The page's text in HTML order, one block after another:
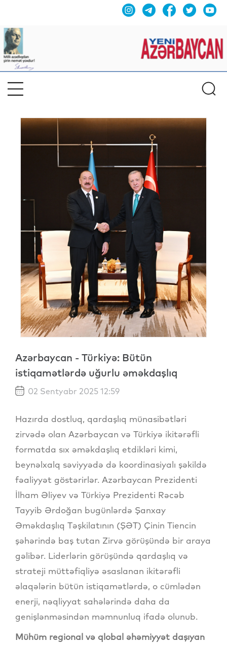
Azərbaycan - Türkiyə: Bütün
istiqamətlərdə uğurlu əməkdaşlıq
02 Sentyabr 2025 12:59
Hazırda dostluq, qardaşlıq münasibətləri
zirvədə olan Azərbaycan və Türkiyə ikitərəfli
formatda sıx əməkdaşlıq etdikləri kimi,
beynəlxalq səviyyədə də koordinasiyalı şəkildə
fəaliyyət göstərirlər. Azərbaycan Prezidenti
İlham Əliyev və Türkiyə Prezidenti Rəcəb
Tayyib Ərdoğan bugünlərdə Şanxay
Əməkdaşlıq Təşkilatının (ŞƏT) Çinin Tiencin
şəhərində baş tutan Zirvə görüşündə bir araya
gəlibər. Liderlərin görüşündə qardaşlıq və
strateji müttəfiqliyə əsaslanan ikitərəfli
əlaqələrin bütün istiqamətlərdə, o cümlədən
enerji, nəqliyyat sahələrində daha da
genişlənməsindən məmnunluq ifadə olunub.
Mühüm regional və qlobal əhəmiyyət daşıyan